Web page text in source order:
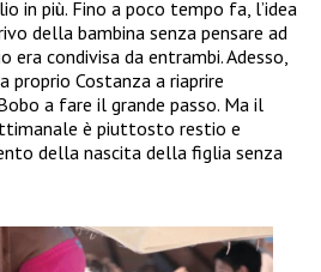
in più. Fino a poco tempo fa, l’idea
della bambina senza pensare ad
condivisa da entrambi. Adesso,
proprio Costanza a riaprire
a fare il grande passo. Ma il
è piuttosto restio e
della nascita della figlia senza